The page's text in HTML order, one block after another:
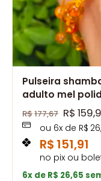
Pulseira
adulto mel
R$177,67 R$
ou 6x de R$
R$ 151,91
no pix ou
6x de R$ 26,65